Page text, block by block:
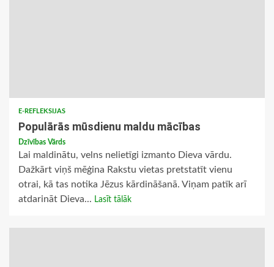
E-REFLEKSIJAS
Populārās mūsdienu maldu mācības
Dzīvības Vārds
Lai maldinātu, velns nelietīgi izmanto Dieva vārdu.
Dažkārt viņš mēģina Rakstu vietas pretstatīt vienu
otrai, kā tas notika Jēzus kārdināšanā. Viņam patīk arī
atdarināt Dieva... Lasīt tālāk